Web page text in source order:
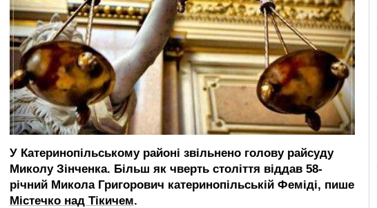
У Катеринопільському районі звільнено голову райсуду
Миколу Зінченка. Більш як чверть століття віддав 58-
річний Микола Григорович катеринопільській Феміді, пише
Містечко над Тікичем.